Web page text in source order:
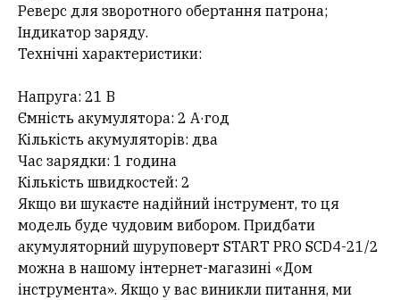
Реверс для зворотного обертання патрона;
Індикатор заряду.
Технічні характеристики:
Напруга: 21 В
Ємність акумулятора: 2 А·год
Кількість акумуляторів: два
Час зарядки: 1 година
Кількість швидкостей: 2
Якщо ви шукаєте надійний інструмент, то ця
модель буде чудовим вибором. Придбати
акумуляторний шуруповерт START PRO SCD4-21/2
можна в нашому інтернет-магазині «Дом
інструмента». Якщо у вас виникли питання, ми